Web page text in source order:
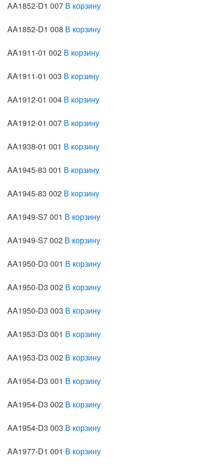
AA1852-D1 007 В корзину
AA1852-D1 008 В корзину
AA1911-01 002 В корзину
AA1911-01 003 В корзину
AA1912-01 004 В корзину
AA1912-01 007 В корзину
AA1938-01 001 В корзину
AA1945-83 001 В корзину
AA1945-83 002 В корзину
AA1949-S7 001 В корзину
AA1949-S7 002 В корзину
AA1950-D3 001 В корзину
AA1950-D3 002 В корзину
AA1950-D3 003 В корзину
AA1953-D3 001 В корзину
AA1953-D3 002 В корзину
AA1954-D3 001 В корзину
AA1954-D3 002 В корзину
AA1954-D3 003 В корзину
AA1977-D1 001 В корзину